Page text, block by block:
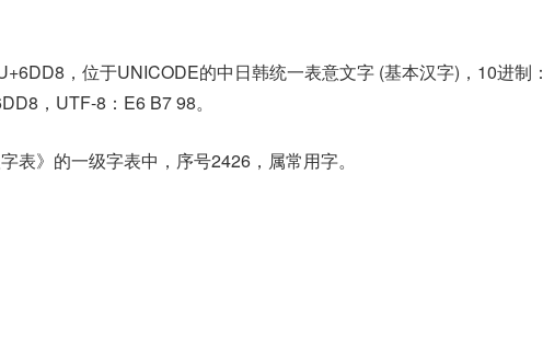
，位于UNICODE的中日韩统一表意文字 (基本汉字)，10进制：
，UTF-8：E6 B7 98。
表》的一级字表中，序号2426，属常用字。